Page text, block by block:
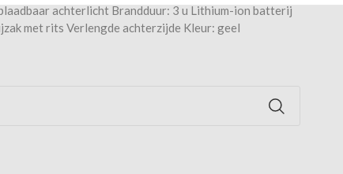
achterlicht Brandduur: 3 u Lithium-ion batterij
met rits Verlengde achterzijde Kleur: geel